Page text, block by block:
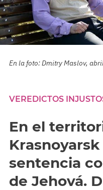
En la foto: Dmitry Maslov,
VEREDICTOS
En el
sentencia
de Jehová.